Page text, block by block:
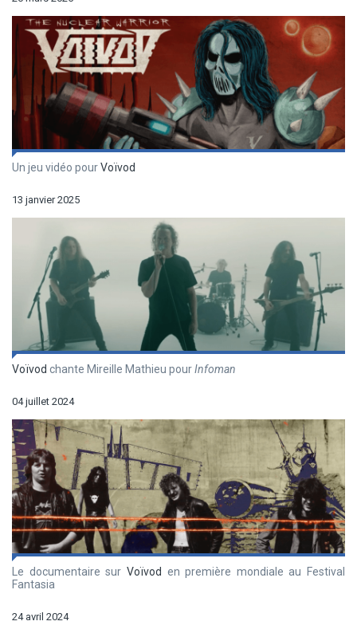
Un jeu vidéo pourVoïvod
13 janvier 2025
Voïvod chante Mireille Mathieu pourInfoman
04 juillet 2024
Le documentaire sur Voïvod en première mondiale au Festival
Fantasia
24 avril 2024